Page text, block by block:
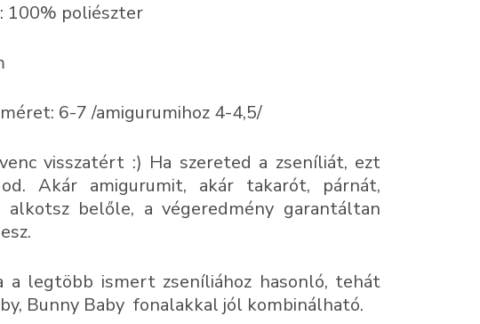
100% poliészter
6-7 /amigurumihoz 4-4,5/
visszatért :) Ha szereted a zseníliát, ezt
Akár amigurumit, akár takarót, párnát,
alkotsz belőle, a végeredmény garantáltan
a legtöbb ismert zseníliához hasonló, tehát
Bunny Baby fonalakkal jól kombinálható.